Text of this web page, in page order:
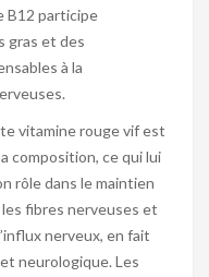
B12 participe
gras et des
à la
vitamine rouge vif est
composition, ce qui lui
rôle dans le maintien
fibres nerveuses et
nerveux, en fait
neurologique. Les